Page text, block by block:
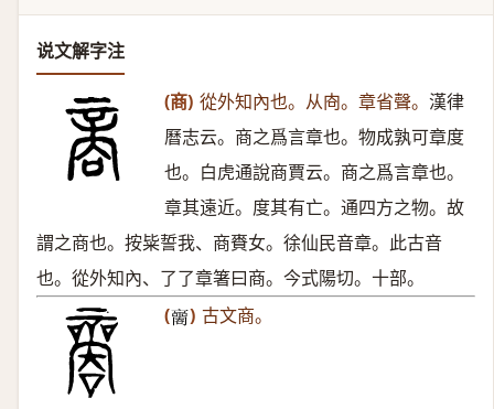
说文解字注
(商) 從外知內也。从㕯。章省聲。 漢律
曆志云。商之爲言章也。物成孰可章度
也。白虎通說商賈云。商之爲言章也。
章其遠近。度其有亡。通四方之物。故
謂之商也。按粊誓我、商賚女。徐仙民音章。此古音
也。從外知內、了了章箸曰商。今式陽切。十部。
(𡃬 ) 古文商。